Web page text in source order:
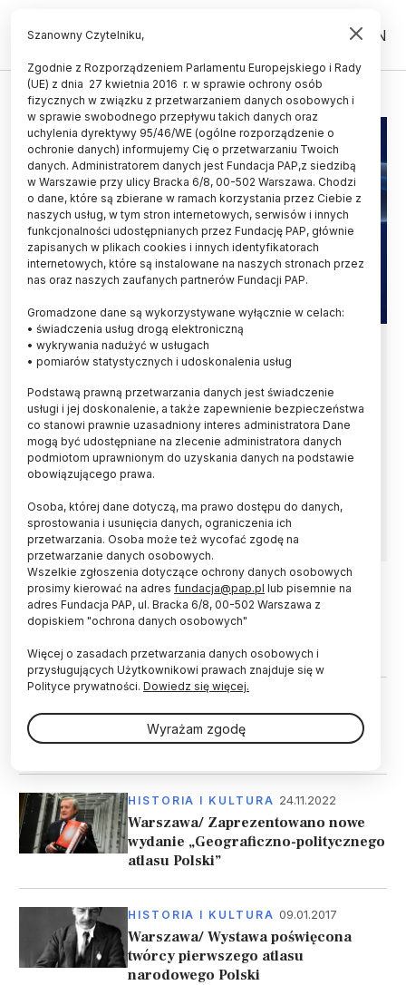
PL EN
ATLAS
Opole/ Studenci politechniki
korzystają z wirtualnego atlasu
anatomicznego
Politechnika Opolska dołączyła do grona
uczelni, których studenci korzystają z aplikacji
Complete Anatomy - nowoczesnego narzędzia
skomplikowanych zabiegów chirurgicznych.
ŚWIAT 25.11.2024
Wielki atlas komórek pozwoli lepiej
zrozumieć i leczyć ludzkie ciało
Powstał kompletny atlas komórek
mózgu ssaka
HISTORIA I KULTURA 24.11.2022
Warszawa/ Zaprezentowano nowe
wydanie „Geograficzno-politycznego
atlasu Polski”
HISTORIA I KULTURA 09.01.2017
Warszawa/ Wystawa poświęcona
twórcy pierwszego atlasu
narodowego Polski
Szanowny Czytelniku,
Zgodnie z Rozporządzeniem Parlamentu Europejskiego i Rady
(UE) z dnia 27 kwietnia 2016 r. w sprawie ochrony osób
fizycznych w związku z przetwarzaniem danych osobowych i
w sprawie swobodnego przepływu takich danych oraz
uchylenia dyrektywy 95/46/WE (ogólne rozporządzenie o
ochronie danych) informujemy Cię o przetwarzaniu Twoich
danych. Administratorem danych jest Fundacja PAP,z siedzibą
w Warszawie przy ulicy Bracka 6/8, 00-502 Warszawa. Chodzi
o dane, które są zbierane w ramach korzystania przez Ciebie z
naszych usług, w tym stron internetowych, serwisów i innych
funkcjonalności udostępnianych przez Fundację PAP, głównie
zapisanych w plikach cookies i innych identyfikatorach
internetowych, które są instalowane na naszych stronach przez
nas oraz naszych zaufanych partnerów Fundacji PAP.
Gromadzone dane są wykorzystywane wyłącznie w celach:
• świadczenia usług drogą elektroniczną
• wykrywania nadużyć w usługach
• pomiarów statystycznych i udoskonalenia usług
Podstawą prawną przetwarzania danych jest świadczenie
usługi i jej doskonalenie, a także zapewnienie bezpieczeństwa
co stanowi prawnie uzasadniony interes administratora Dane
mogą być udostępniane na zlecenie administratora danych
podmiotom uprawnionym do uzyskania danych na podstawie
obowiązującego prawa.
Osoba, której dane dotyczą, ma prawo dostępu do danych,
sprostowania i usunięcia danych, ograniczenia ich
przetwarzania. Osoba może też wycofać zgodę na
przetwarzanie danych osobowych.
Wszelkie zgłoszenia dotyczące ochrony danych osobowych
prosimy kierować na adres fundacja@pap.pl lub pisemnie na
adres Fundacja PAP, ul. Bracka 6/8, 00-502 Warszawa z
dopiskiem "ochrona danych osobowych"
Więcej o zasadach przetwarzania danych osobowych i
przysługujących Użytkownikowi prawach znajduje się w
Polityce prywatności. Dowiedz się więcej.
Wyrażam zgodę